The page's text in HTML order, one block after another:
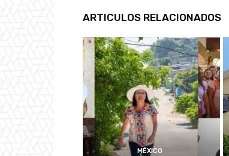
ARTICULOS RELACIONADOS
MÉXICO